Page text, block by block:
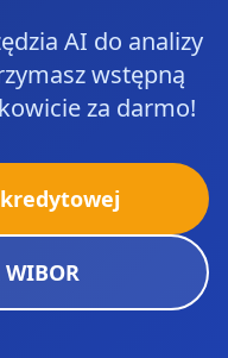
AI do analizy
wstępną
za darmo!